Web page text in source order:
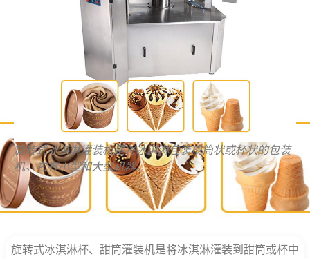
旋转式冰淇淋灌装机是将冰淇淋包装成筒状或杯状的包装
机。它有小型和大型机器。
旋转式冰淇淋杯、甜筒灌装机是将冰淇淋灌装到甜筒或杯中